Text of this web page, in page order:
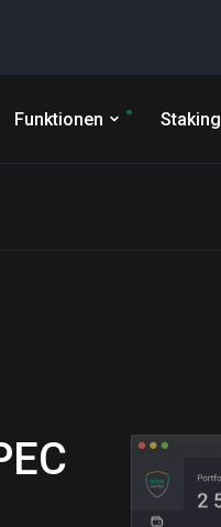
Funktionen Staking